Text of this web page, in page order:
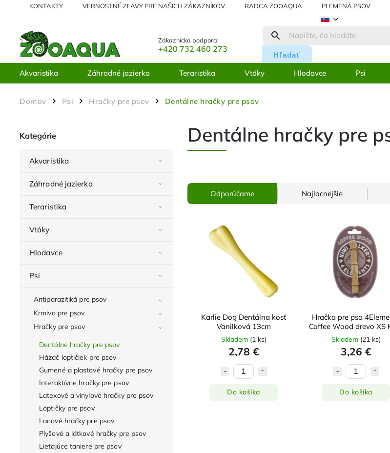
KONTAKTY VERNOSTNÉ ZĽAVY PRE NAŠICH ZÁKAZNÍKOV RADCA ZOOAQUA PLEMENÁ PSOV
Zákaznícka podpora:
+420 732 460 273
Hľadať
Akvaristika Záhradné jazierka Teraristika Vtáky Hlodavce Psi
Domov / Psi / Hračky pre psov / Dentálne hračky pre psov
Kategórie
Akvaristika
Záhradné jazierka
Teraristika
Vtáky
Hlodavce
Psi
Antiparazitiká pre psov
Krmivo pre psov
Hračky pre psov
Dentálne hračky pre psov
Házač loptičiek pre psov
Gumené a plastové hračky pre psov
Interaktívne hračky pre psov
Latexové a vinylové hračky pre psov
Loptičky pre psov
Lanové hračky pre psov
Plyšové a látkové hračky pre psov
Lietajúce taniere pre psov
Dentálne hračky pre
Odporúčame Najlacnejšie
Karlie Dog Dentálna kosť
Vanilková 13cm
Skladem (1 ks)
2,78 €
Do košíka
Hračka pre psa
Coffee Wood drevo XS
Skladem (21 ks)
3,26 €
Do košíka